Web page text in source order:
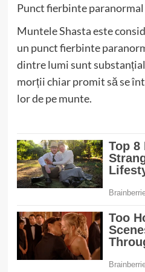
Punct fierbinte
Muntele Shasta este
un punct fierbinte
dintre lumi sunt
morții chiar promit să se
lor de pe munte.